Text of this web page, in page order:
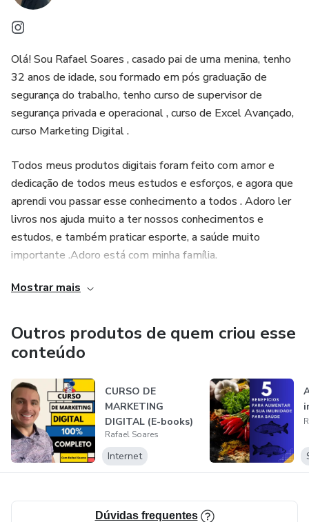
Afinal ler já é uma terapia!
Montei este ebook com um único objetivo: ajudar você a
saber lidar com a ansiedade mas, mais do que isso, ajudar
possa desfrutar dos bons momentos com sua família,
amigos e até mesmo sozinho ou sozinha, porque você
merece isso.
Olá! Sou Rafael Soares , casado pai de uma menina, tenho
32 anos de idade, sou formado em pós graduação de
segurança do trabalho, tenho curso de supervisor de
segurança privada e operacional , curso de Excel Avançado,
curso Marketing Digital .
Todos meus produtos digitais foram feito com amor e
dedicação de todos meus estudos e esforços, e agora que
aprendi vou passar esse conhecimento a todos . Adoro ler
livros nos ajuda muito a ter nossos conhecimentos e
estudos, e também praticar esporte, a saúde muito
importante .Adoro está com minha família.
Forte abraço!
Mostrar mais
Outros produtos de quem criou esse
conteúdo
CURSO DE
MARKETING
DIGITAL (E-books)
Rafael Soares
Internet
Dúvidas frequentes